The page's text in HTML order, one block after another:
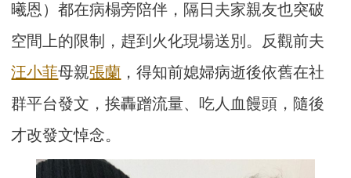
曦恩）都在病榻旁陪伴，隔日夫家親友也突破
空間上的限制，趕到火化現場送別。反觀前夫
汪小菲母親張蘭 ，得知前媳婦病逝後依舊在社
群平台發文，挨轟蹭流量、吃人血饅頭，隨後
才改發文悼念。